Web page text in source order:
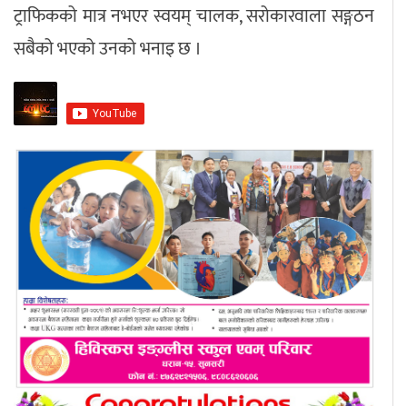
ट्राफिकको मात्र नभएर स्वयम् चालक, सरोकारवाला सङ्गठन
सबैको भएको उनको भनाइ छ ।